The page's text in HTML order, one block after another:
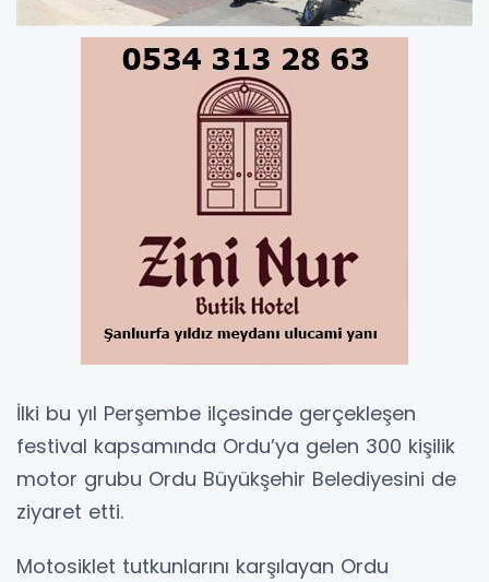
İlki bu yıl Perşembe ilçesinde gerçekleşen
festival kapsamında Ordu’ya gelen 300 kişilik
motor grubu Ordu Büyükşehir Belediyesini de
ziyaret etti.
Motosiklet tutkunlarını karşılayan Ordu